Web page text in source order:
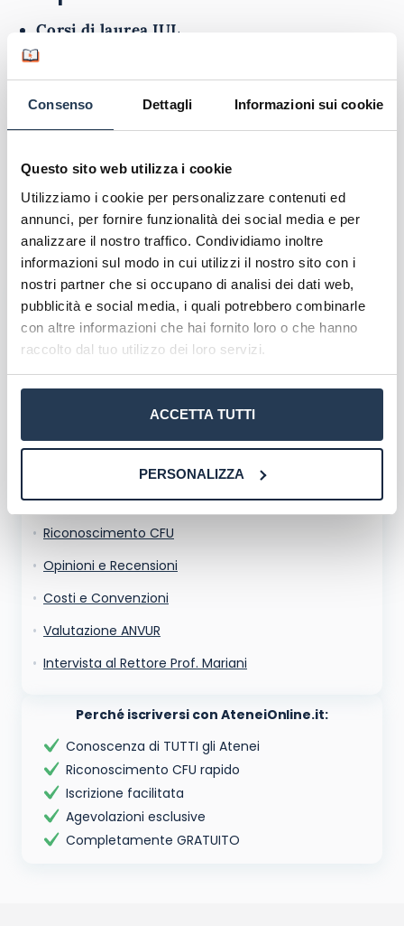
Consenso Dettagli Informazioni sui cookie
Questo sito web utilizza i cookie
Utilizziamo i cookie per personalizzare contenuti ed
annunci, per fornire funzionalità dei social media e per
analizzare il nostro traffico. Condividiamo inoltre
informazioni sul modo in cui utilizzi il nostro sito con i
nostri partner che si occupano di analisi dei dati web,
pubblicità e social media, i quali potrebbero combinarle
con altre informazioni che hai fornito loro o che hanno
raccolto dal tuo utilizzo dei loro servizi.
ACCETTA TUTTI
PERSONALIZZA
Corsi di laurea IUL
Master offerti da IUL
Corsi di formazione IUL
e non sarà pubblicata. Dichiari di avere preso visione e di accettare quanto previsto
cookie salvi i tuoi dati (nome, email) per il prossimo commento.
finalità di marketing diretto con modalità
conferma e pubblica
A proposito di IUL
Caratteristiche dell'ateneo
Corsi di Laurea
Esami e Tesi di Laurea
Sedi d’Esame
Riconoscimento CFU
Opinioni e Recensioni
Costi e Convenzioni
Valutazione ANVUR
Intervista al Rettore Prof. Mariani
Perché iscriversi con AteneiOnline.it:
Conoscenza di TUTTI gli Atenei
Riconoscimento CFU rapido
Iscrizione facilitata
Agevolazioni esclusive
Completamente GRATUITO